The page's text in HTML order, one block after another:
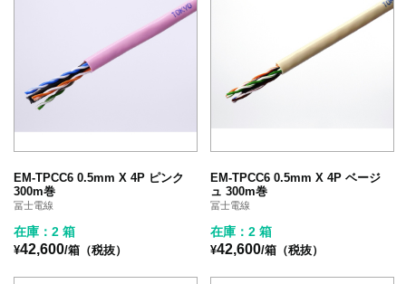
EM-TPCC6 0.5mm X 4P ピンク
300m巻
冨士電線
在庫：2 箱
¥42,600/箱（税抜）
EM-TPCC6 0.5mm X 4P ベージ
ュ 300m巻
冨士電線
在庫：2 箱
¥42,600/箱（税抜）